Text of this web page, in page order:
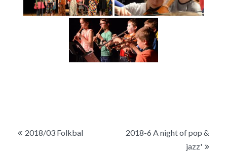
Bericht
2018/03 Folkbal
2018-6 A night of pop &
jazz'